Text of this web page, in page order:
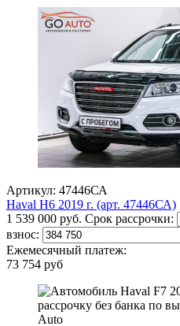
Артикул: 47446СА
Haval H6 2019 г. (арт. 47446СА)
1 539 000 руб. Срок рассрочки:
взнос:
Ежемесячный платеж:
73 754 руб